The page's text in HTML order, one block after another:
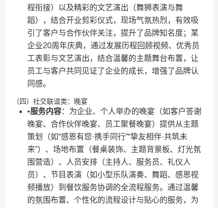
程衔接）以及精彩的文艺演出（舞狮表演与舞
蹈），结合开业剪彩仪式，现场气氛热烈，有效吸
引了客户与合作伙伴关注，提升了品牌知名度；某
企业20周年庆典，通过发展历程回顾视频、优秀员
工表彰与文艺演出，结合温馨的主题舞台布置，让
员工与客户共同见证了企业的成长，增强了品牌认
同感。
（四）社交联谊类：晚宴
•​​服务内容​​：为企业、个人举办的晚宴（如客户答谢
晚宴、合作伙伴晚宴、员工聚餐晚宴）提供从主题
策划（如“感恩有您·携手同行”“挚友相伴·共筑未
来”）、场地布置（餐桌装饰、主题背景板、灯光氛
围营造）、人员安排（主持人、服务员、礼仪人
员）、节目表演（如小型乐队演奏、舞蹈、感恩视
频播放）到餐饮服务协调的全流程服务。通过温馨
的氛围布置、个性化的流程设计与贴心的服务，为